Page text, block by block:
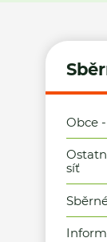
Obce
síť